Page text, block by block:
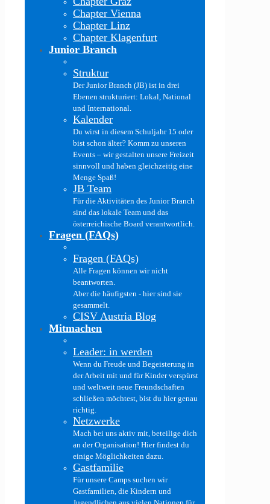
Chapter Vienna
Chapter Linz
Chapter Klagenfurt
Junior Branch
Struktur
Der Junior Branch (JB) ist in drei
Ebenen strukturiert: Lokal, National
und International.
Kalender
Du wirst in diesem Schuljahr 15 oder
bist schon älter? Komm zu unseren
Events – wir gestalten unsere Freizeit
sinnvoll und haben gleichzeitig eine
Menge Spaß!
JB Team
Für die Aktivitäten des Junior Branch
sind das lokale Team und das
österreichische Board verantwortlich.
Fragen (FAQs)
Fragen (FAQs)
Alle Fragen können wir nicht
beantworten.
Aber die häufigsten - hier sind sie
gesammelt.
CISV Austria Blog
Mitmachen
Leader: in werden
Wenn du Freude und Begeisterung in
der Arbeit mit und für Kinder verspürst
und weltweit neue Freundschaften
schließen möchtest, bist du hier genau
richtig.
Netzwerke
Mach bei uns aktiv mit, beteilige dich
an der Organisation! Hier findest du
einige Möglichkeiten dazu.
Gastfamilie
Für unsere Camps suchen wir
Gastfamilien, die Kindern und